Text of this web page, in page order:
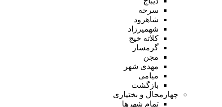
سرخه
شاهرود
شهمیرزاد
کلاته خیج
گرمسار
مجن
مهدی شهر
میامی
بازگشت
چهارمحال و بختیاری
تمام شهر‌ها